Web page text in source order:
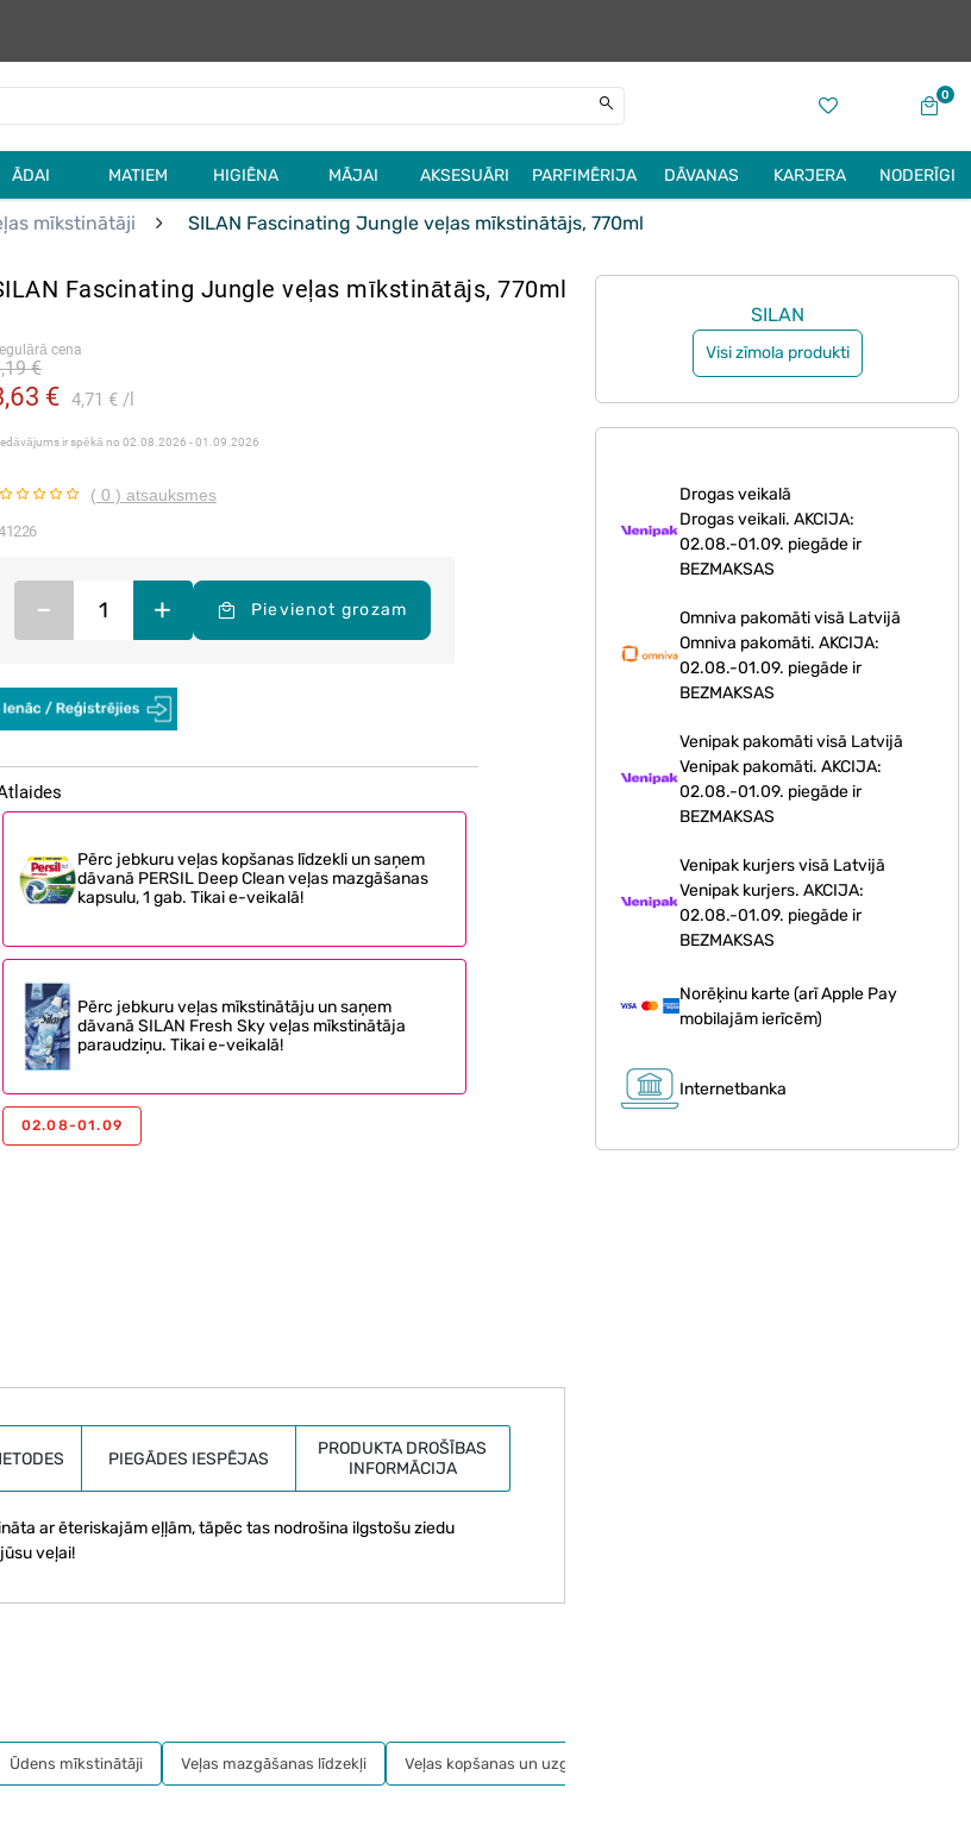
0
ĀDAI MATIEM HIGIĒNA MĀJAI AKSESUĀRI PARFIMĒRIJA DĀVANAS KARJERA NODERĪGI
mīkstinātāji SILAN Fascinating Jungle veļas mīkstinātājs, 770ml
Fascinating Jungle veļas mīkstinātājs, 770ml
cena
€ 4,71 € l
€
ir spēkā no 02.08.2026 - 01.09.2026
( 0 ) atsauksmes
– + Pievienot grozam
Pērc jebkuru veļas kopšanas līdzekli un saņem
dāvanā PERSIL Deep Clean veļas mazgāšanas
kapsulu, 1 gab. Tikai e-veikalā!
Pērc jebkuru veļas mīkstinātāju un saņem
dāvanā SILAN Fresh Sky veļas mīkstinātāja
paraudziņu. Tikai e-veikalā!
02.08-01.09
SILAN
Visi zīmola produkti
Drogas veikalā
Drogas veikali. AKCIJA:
02.08.-01.09. piegāde ir
BEZMAKSAS
Omniva pakomāti visā Latvijā
Omniva pakomāti. AKCIJA:
02.08.-01.09. piegāde ir
BEZMAKSAS
Venipak pakomāti visā Latvijā
Venipak pakomāti. AKCIJA:
02.08.-01.09. piegāde ir
BEZMAKSAS
Venipak kurjers visā Latvijā
Venipak kurjers. AKCIJA:
02.08.-01.09. piegāde ir
BEZMAKSAS
Norēķinu karte (arī Apple Pay
mobilajām ierīcēm)
Internetbanka
PIEGĀDES IESPĒJAS
PRODUKTA DROŠĪBAS
INFORMĀCIJA
ar ēteriskajām eļļām, tāpēc tas nodrošina ilgstošu ziedu
veļai!
Ūdens mīkstinātāji Veļas mazgāšanas līdzekļi Veļas kopšanas un uzglabāšanas aksesuāri